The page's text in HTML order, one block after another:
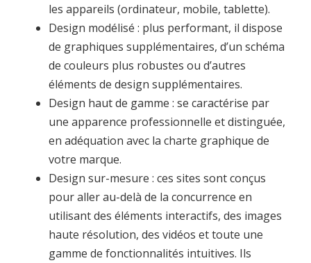
les appareils (ordinateur, mobile, tablette).
Design modélisé : plus performant, il dispose
de graphiques supplémentaires, d’un schéma
de couleurs plus robustes ou d’autres
éléments de design supplémentaires.
Design haut de gamme : se caractérise par
une apparence professionnelle et distinguée,
en adéquation avec la charte graphique de
votre marque.
Design sur-mesure : ces sites sont conçus
pour aller au-delà de la concurrence en
utilisant des éléments interactifs, des images
haute résolution, des vidéos et toute une
gamme de fonctionnalités intuitives. Ils